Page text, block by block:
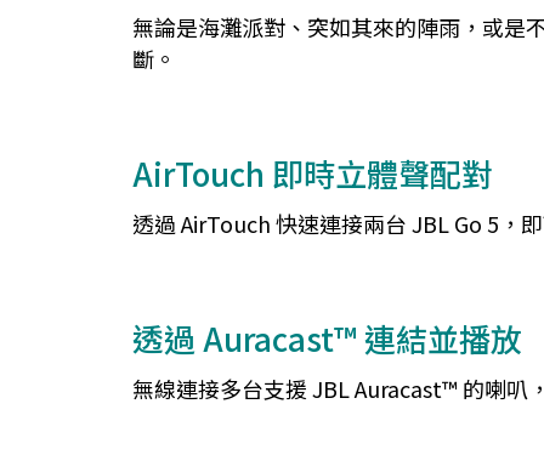
無論是海灘派對、突如其來的陣雨，或是
斷。
AirTouch 即時立體聲配對
透過 AirTouch 快速連接兩台 JBL Go 5，
透過 Auracast™ 連結並播放
無線連接多台支援 JBL Auracast™ 的喇叭